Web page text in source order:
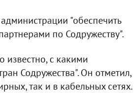
"обеспечить
по Содружеству".
известно, с какими
Содружества". Он отметил,
так и в кабельных сетях.